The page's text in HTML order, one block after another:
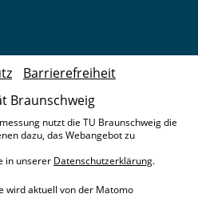
Braunschweig
Barrierefreiheit
nutzt die TU Braunschweig die
dazu, das Webangebot zu
in unserer Datenschutzerklärung.
wird aktuell von der Matomo